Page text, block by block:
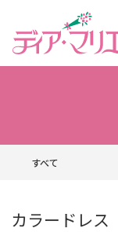
すべて
カラードレス